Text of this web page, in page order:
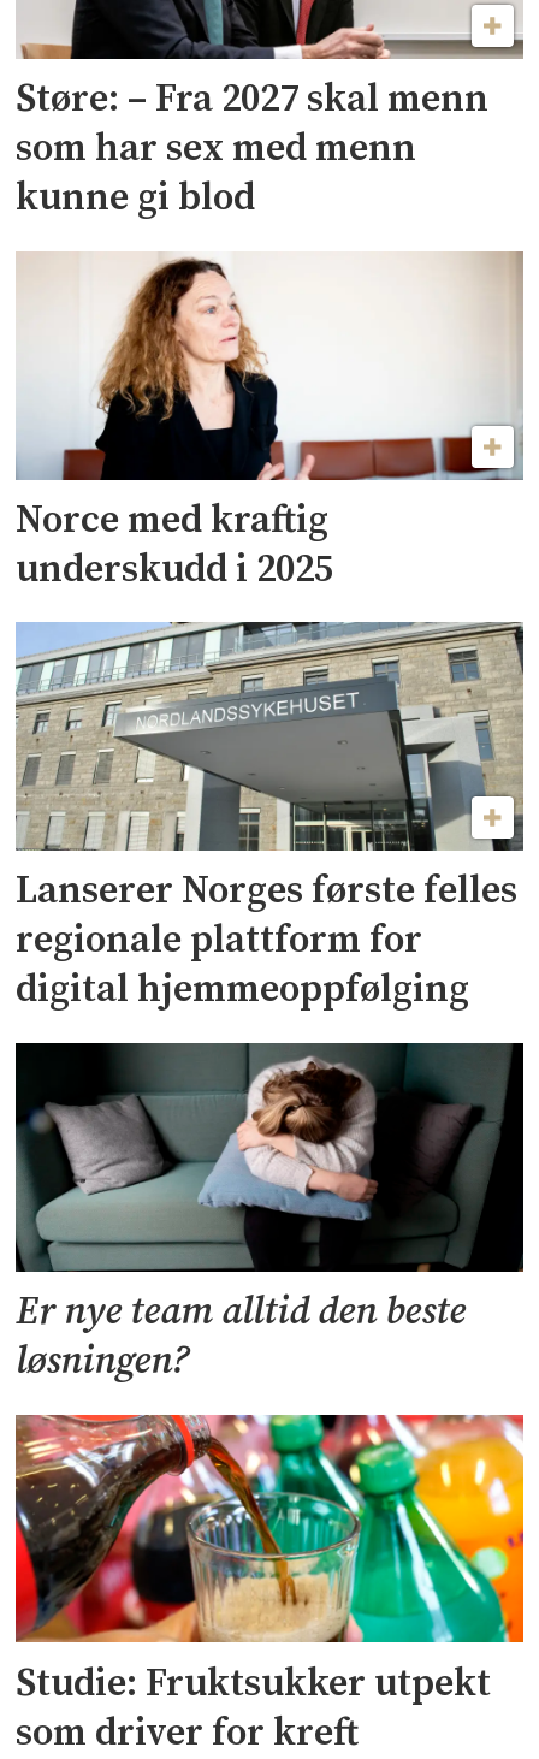
Støre: – Fra 2027 skal menn
som har sex med menn
kunne gi blod
Norce med kraftig
underskudd i 2025
Lanserer Norges første felles
regionale plattform for
digital hjemmeoppfølging
Er nye team alltid den beste
løsningen?
Studie: Fruktsukker utpekt
som driver for kreft